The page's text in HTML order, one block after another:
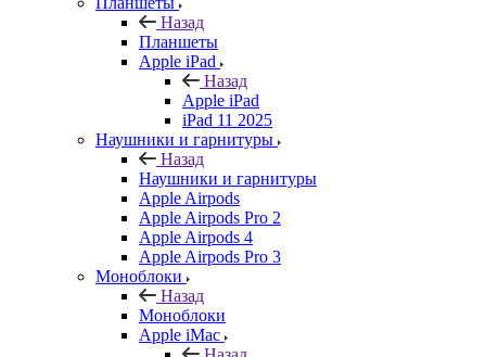
Назад
Планшеты
Apple iPad
Назад
Apple iPad
iPad 11 2025
Наушники и гарнитуры
Назад
Наушники и гарнитуры
Apple Airpods
Apple Airpods Pro 2
Apple Airpods 4
Apple Airpods Pro 3
Моноблоки
Назад
Моноблоки
Apple iMac